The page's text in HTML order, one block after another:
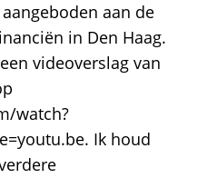
aan de
in Den Haag.
videoverslag van
watch?
Ik houd